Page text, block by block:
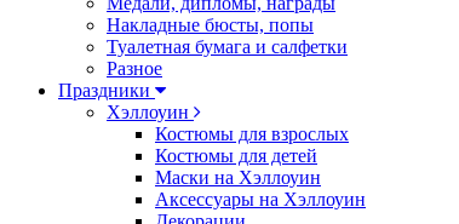
Накладные бюсты, попы
Туалетная бумага и салфетки
Разное
Праздники
Хэллоуин
Костюмы для взрослых
Костюмы для детей
Маски на Хэллоуин
Аксессуары на Хэллоуин